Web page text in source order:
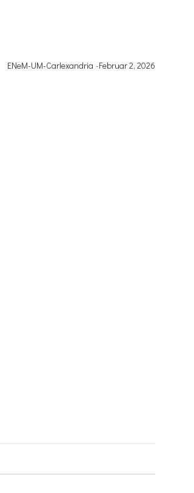
ENeM-UM-Carlexandria -Februar 2, 2026